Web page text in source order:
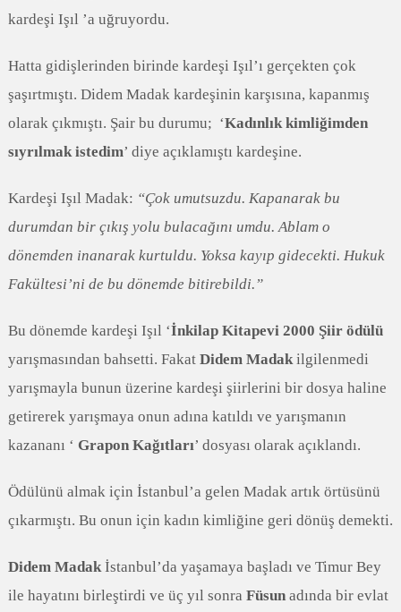
kardeşi Işıl ’a uğruyordu.
Hatta gidişlerinden birinde kardeşi Işıl’ı gerçekten çok
şaşırtmıştı. Didem Madak kardeşinin karşısına, kapanmış
olarak çıkmıştı. Şair bu durumu; ‘Kadınlık kimliğimden
sıyrılmak istedim’ diye açıklamıştı kardeşine.
Kardeşi Işıl Madak: “Çok umutsuzdu. Kapanarak bu
durumdan bir çıkış yolu bulacağını umdu. Ablam o
dönemden inanarak kurtuldu. Yoksa kayıp gidecekti. Hukuk
Fakültesi’ni de bu dönemde bitirebildi.”
Bu dönemde kardeşi Işıl ‘İnkilap Kitapevi 2000 Şiir ödülü
yarışmasından bahsetti. Fakat Didem Madakilgilenmedi
yarışmayla bunun üzerine kardeşi şiirlerini bir dosya haline
getirerek yarışmaya onun adına katıldı ve yarışmanın
kazananı ‘ Grapon Kağıtları’ dosyası olarak açıklandı.
Ödülünü almak için İstanbul’a gelen Madak artık örtüsünü
çıkarmıştı. Bu onun için kadın kimliğine geri dönüş demekti.
Didem Madakİstanbul’da yaşamaya başladı ve Timur Bey
ile hayatını birleştirdi ve üç yıl sonra Füsunadında bir evlat